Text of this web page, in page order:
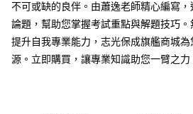
全家取貨付款
每筆NT$100，滿NT$1,000(含以上)免運
付款後全家取貨.
不可或缺的良伴。由蕭逸老師精心編寫
論題，幫助您掌握考試重點與解題技巧
提升自我專業能力，志光保成旗艦商城
源。立即購買，讓專業知識助您一臂之力